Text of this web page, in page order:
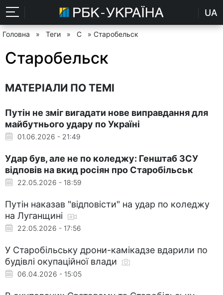
UA
Головна » Теги » С » Старобельск
Старобельск
МАТЕРІАЛИ ПО ТЕМІ
Путін не зміг вигадати нове виправдання для
майбутнього удару по Україні
01.06.2026 - 21:49
Удар був, але не по коледжу: Генштаб ЗСУ
відповів на вкид росіян про Старобільськ
22.05.2026 - 18:59
Путін наказав "відповісти" на удар по коледжу
на Луганщині
22.05.2026 - 17:56
У Старобільську дрони-камікадзе вдарили по
будівлі окупаційної влади
06.04.2026 - 15:05